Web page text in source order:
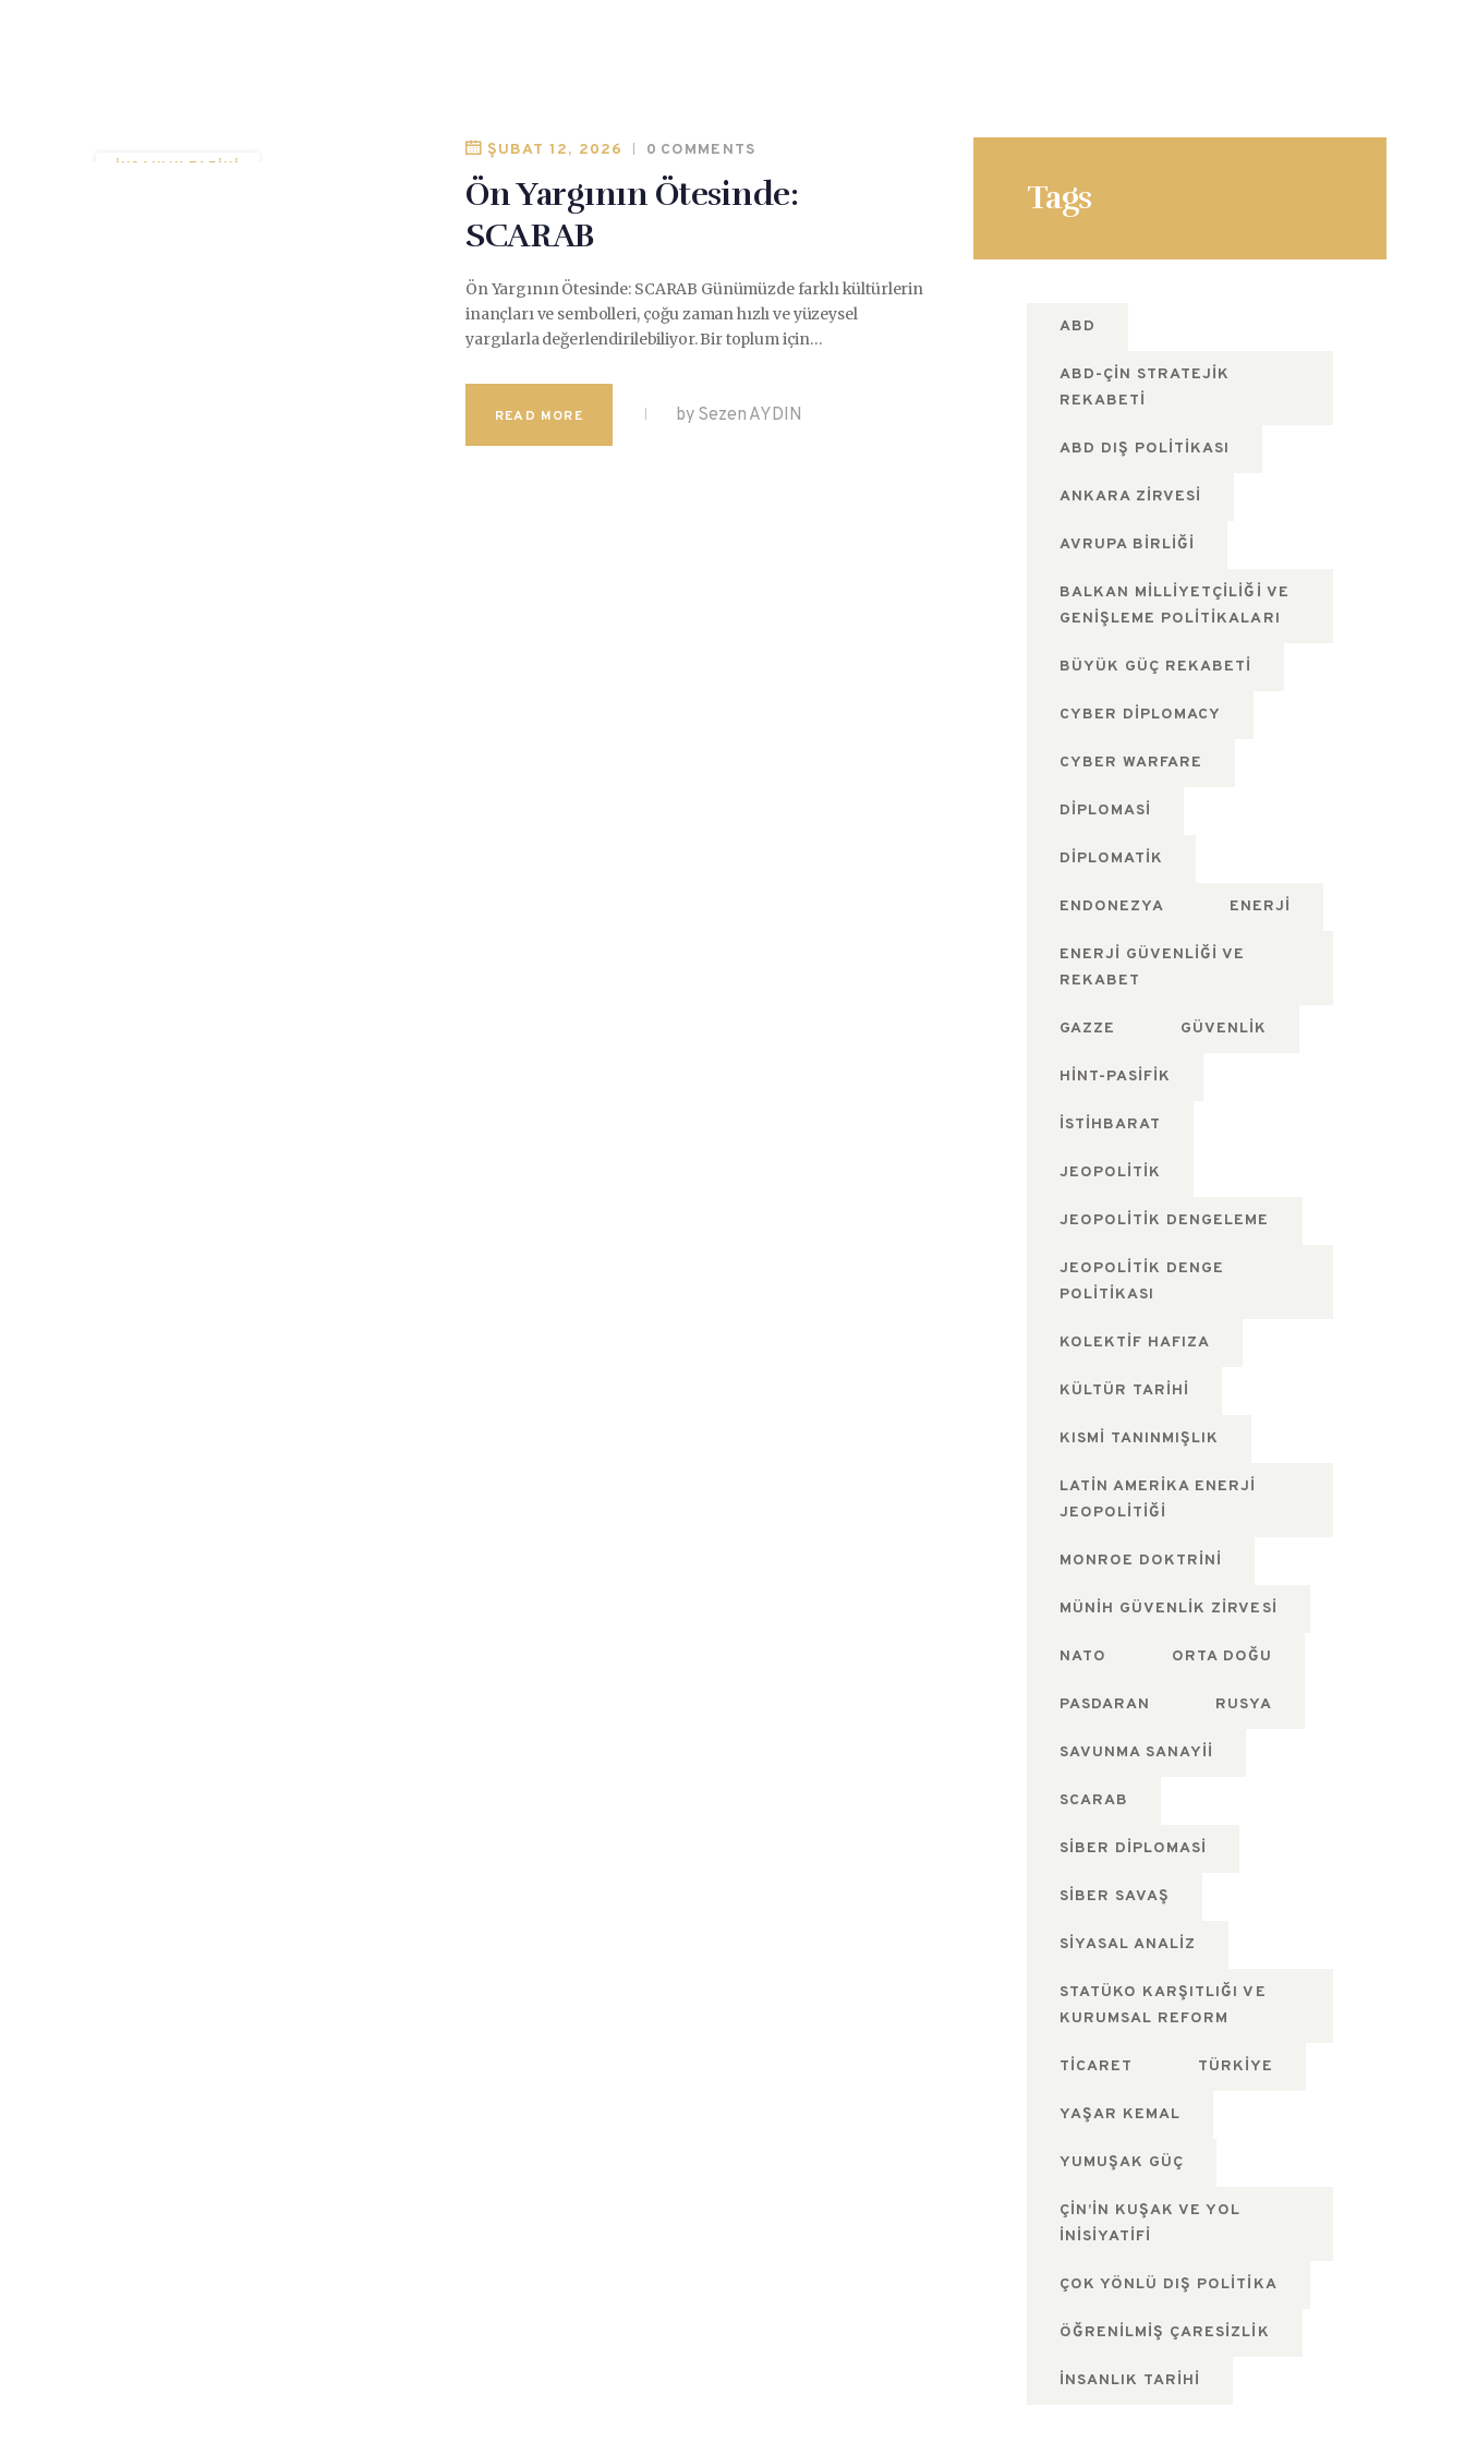
İNSANLIK TARIHI
ŞUBAT 12, 2026 0 COMMENTS
Ön Yargının Ötesinde:
SCARAB
Ön Yargının Ötesinde: SCARAB Günümüzde farklı kültürlerin
inançları ve sembolleri, çoğu zaman hızlı ve yüzeysel
yargılarla değerlendirilebiliyor. Bir toplum için…
READ MORE by Sezen AYDIN
Tags
ABD
ABD-ÇIN STRATEJIK
REKABETI
ABD DIŞ POLITIKASI
ANKARA ZIRVESI
AVRUPA BIRLIĞI
BALKAN MILLIYETÇILIĞI VE
GENIŞLEME POLITIKALARI
BÜYÜK GÜÇ REKABETI
CYBER DIPLOMACY
CYBER WARFARE
DIPLOMASI
DIPLOMATIK
ENDONEZYA ENERJI
ENERJI GÜVENLIĞI VE
REKABET
GAZZE GÜVENLIK
HINT-PASIFIK
ISTIHBARAT
JEOPOLITIK
JEOPOLITIK DENGELEME
JEOPOLITIK DENGE
POLITIKASI
KOLEKTIF HAFIZA
KÜLTÜR TARIHI
KISMI TANINMIŞLIK
LATIN AMERIKA ENERJI
JEOPOLITIĞI
MONROE DOKTRINI
MÜNIH GÜVENLIK ZIRVESI
NATO ORTA DOĞU
PASDARAN RUSYA
SAVUNMA SANAYII
SCARAB
SIBER DIPLOMASI
SIBER SAVAŞ
SIYASAL ANALIZ
STATÜKO KARŞITLIĞI VE
KURUMSAL REFORM
TICARET TÜRKIYE
YAŞAR KEMAL
YUMUŞAK GÜÇ
ÇIN’IN KUŞAK VE YOL
İNISIYATIFI
ÇOK YÖNLÜ DIŞ POLITIKA
ÖĞRENILMIŞ ÇARESIZLIK
İNSANLIK TARIHI